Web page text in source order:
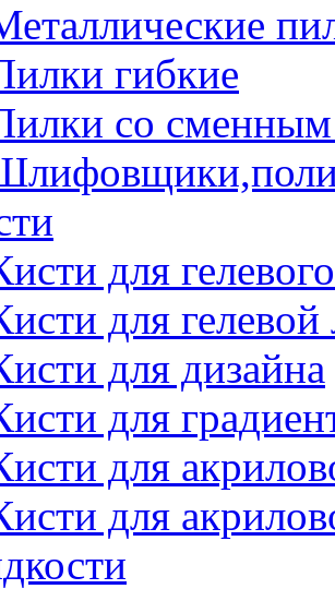
гибкие
со сменным
для
для гелевой
для дизайна
для
для
для